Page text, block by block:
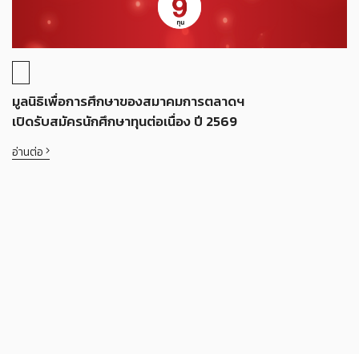
มูลนิธิเพื่อการศึกษาของสมาคมการตลาดฯ
เปิดรับสมัครนักศึกษาทุนต่อเนื่อง ปี 2569
อ่านต่อ